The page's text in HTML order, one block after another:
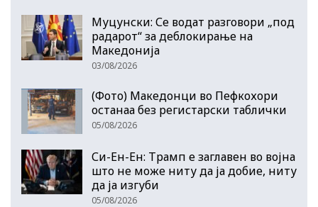
Муцунски: Се водат разговори „под
радарот“ за деблокирање на
Македонија
03/08/2026
(Фото) Македонци во Пефкохори
останаа без регистарски таблички
05/08/2026
Си-Ен-Ен: Трамп е заглавен во војна
што не може ниту да ја добие, ниту
да ја изгуби
05/08/2026